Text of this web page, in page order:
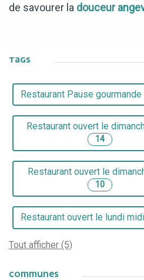
de savourer la douceur
TAGS
Restaurant Pause gourmande
Restaurant ouvert le
14
Restaurant ouvert le
10
Restaurant ouvert le lundi midi
Tout afficher (5)
COMMUNES